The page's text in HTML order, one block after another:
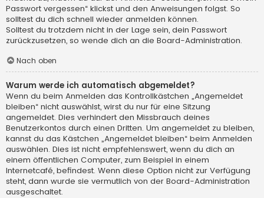
Passwort vergessen“ klickst und den Anweisungen folgst. So
solltest du dich schnell wieder anmelden können.
Solltest du trotzdem nicht in der Lage sein, dein Passwort
zurückzusetzen, so wende dich an die Board-Administration.
Nach oben
Warum werde ich automatisch abgemeldet?
Wenn du beim Anmelden das Kontrollkästchen „Angemeldet
bleiben“ nicht auswählst, wirst du nur für eine Sitzung
angemeldet. Dies verhindert den Missbrauch deines
Benutzerkontos durch einen Dritten. Um angemeldet zu bleiben,
kannst du das Kästchen „Angemeldet bleiben“ beim Anmelden
auswählen. Dies ist nicht empfehlenswert, wenn du dich an
einem öffentlichen Computer, zum Beispiel in einem
Internetcafé, befindest. Wenn diese Option nicht zur Verfügung
steht, dann wurde sie vermutlich von der Board-Administration
ausgeschaltet.